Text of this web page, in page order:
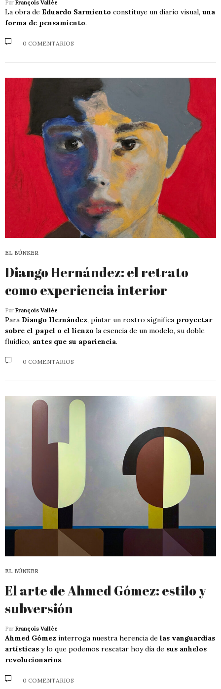
Por François Vallée
La obra de Eduardo Sarmiento constituye un diario visual, una
forma de pensamiento.
0 COMENTARIOS
EL BÚNKER
Diango Hernández: el retrato
como experiencia interior
Por François Vallée
Para Diango Hernández, pintar un rostro significa proyectar
sobre el papel o el lienzo la esencia de un modelo, su doble
fluídico, antes que su apariencia.
0 COMENTARIOS
EL BÚNKER
El arte de Ahmed Gómez: estilo y
subversión
Por François Vallée
Ahmed Gómez interroga nuestra herencia de las vanguardias
artísticas y lo que podemos rescatar hoy día de sus anhelos
revolucionarios.
0 COMENTARIOS